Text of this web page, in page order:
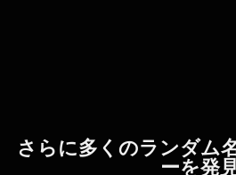
さらに多くのランダム
ーを発